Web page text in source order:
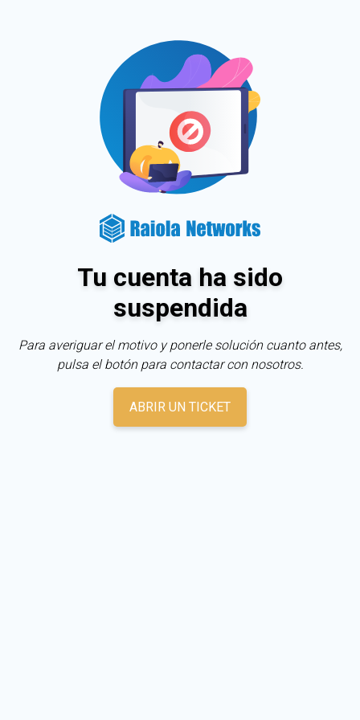
Tu cuenta ha sido
suspendida
Para averiguar el motivo y ponerle solución cuanto antes,
pulsa el botón para contactar con nosotros.
ABRIR UN TICKET